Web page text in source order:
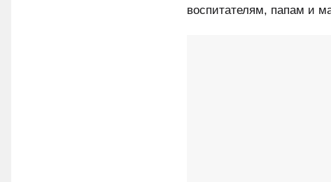
воспитателям, папам и